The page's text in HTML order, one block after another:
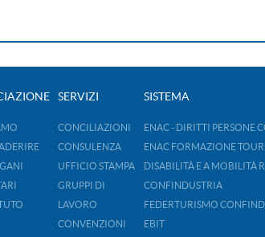
SERVIZI
CONCILIAZIONI
CONSULENZA
UFFICIO STAMPA
GRUPPI DI
LAVORO
CONVENZIONI
SISTEMA
ENAC - DIRITTI PERSONE
ENAC FORMAZIONE
DISABILITÀ E A MOBILITÀ
CONFINDUSTRIA
FEDERTURISMO
EBIT